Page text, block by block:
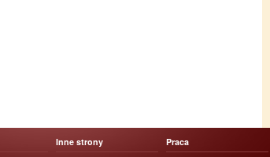
Inne strony Praca